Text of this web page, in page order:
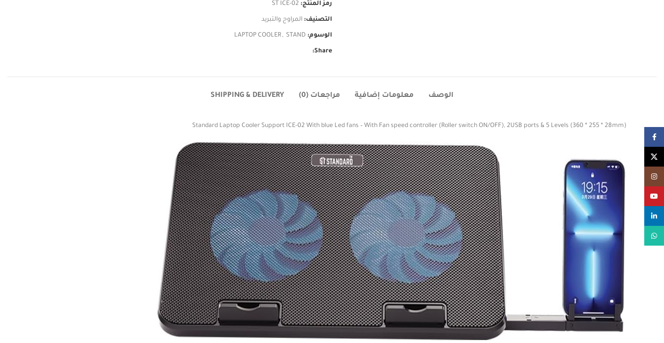
رمز المنتج: ST ICE-02
التصنيف: المراوح والتبريد
الوسوم: LAPTOP COOLER, STAND
Share:
الوصف معلومات إضافية مراجعات (0) SHIPPING & DELIVERY
Standard Laptop Cooler Support ICE-02 With blue Led fans – With Fan speed controller (Roller switch ON/OFF), 2USB ports & 5 Levels (360 * 255 * 28mm)
WhatsApp